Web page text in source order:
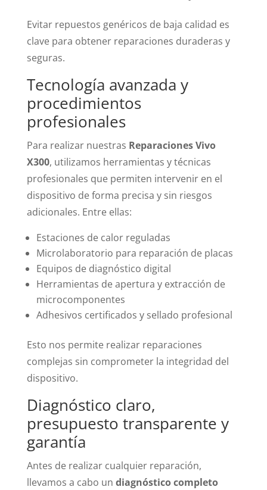
Evitar repuestos genéricos de baja calidad es
clave para obtener reparaciones duraderas y
seguras.
Tecnología avanzada y
procedimientos
profesionales
Para realizar nuestras Reparaciones Vivo
X300, utilizamos herramientas y técnicas
profesionales que permiten intervenir en el
dispositivo de forma precisa y sin riesgos
adicionales. Entre ellas:
Estaciones de calor reguladas
Microlaboratorio para reparación de placas
Equipos de diagnóstico digital
Herramientas de apertura y extracción de
microcomponentes
Adhesivos certificados y sellado profesional
Esto nos permite realizar reparaciones
complejas sin comprometer la integridad del
dispositivo.
Diagnóstico claro,
presupuesto transparente y
garantía
Antes de realizar cualquier reparación,
llevamos a cabo un diagnóstico completo